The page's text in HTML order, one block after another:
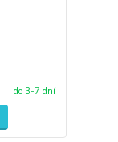
do 3-7 dní